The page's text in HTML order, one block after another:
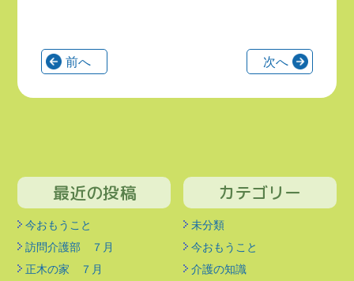
前へ 次へ
最近の投稿
今おもうこと
訪問介護部 ７月
正木の家 ７月
カテゴリー
未分類
今おもうこと
介護の知識